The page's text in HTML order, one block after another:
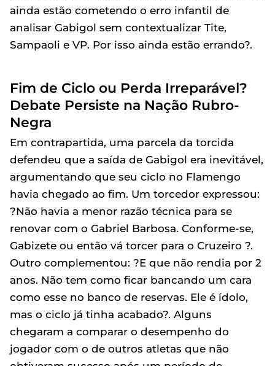
ainda estão cometendo o erro infantil de
analisar Gabigol sem contextualizar Tite,
Sampaoli e VP. Por isso ainda estão errando?.
Fim de Ciclo ou Perda Irreparável?
Debate Persiste na Nação Rubro-
Negra
Em contrapartida, uma parcela da torcida
defendeu que a saída de Gabigol era inevitável,
argumentando que seu ciclo no Flamengo
havia chegado ao fim. Um torcedor expressou:
?Não havia a menor razão técnica para se
renovar com o Gabriel Barbosa. Conforme-se,
Gabizete ou então vá torcer para o Cruzeiro ?.
Outro complementou: ?E que não rendia por 2
anos. Não tem como ficar bancando um cara
como esse no banco de reservas. Ele é ídolo,
mas o ciclo já tinha acabado?. Alguns
chegaram a comparar o desempenho do
jogador com o de outros atletas que não